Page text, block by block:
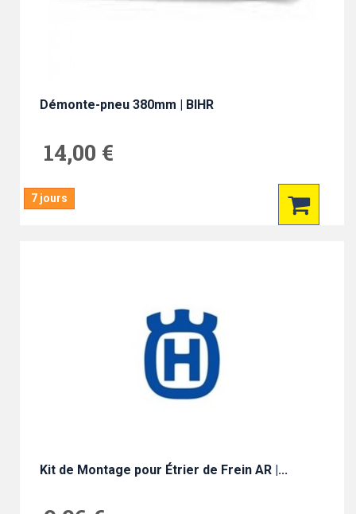
Démonte-pneu 380mm | BIHR
14,00 €
7 jours
Kit de Montage pour Étrier de Frein AR |...